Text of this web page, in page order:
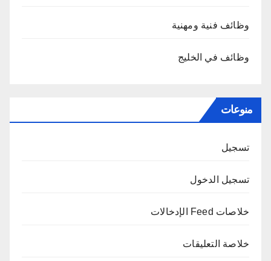
وظائف فنية ومهنية
وظائف في الخليج
منوعات
تسجيل
تسجيل الدخول
خلاصات Feed الإدخالات
خلاصة التعليقات